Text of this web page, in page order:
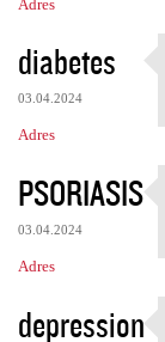
Adres
diabetes
03.04.2024
Adres
PSORIASIS
03.04.2024
Adres
depression